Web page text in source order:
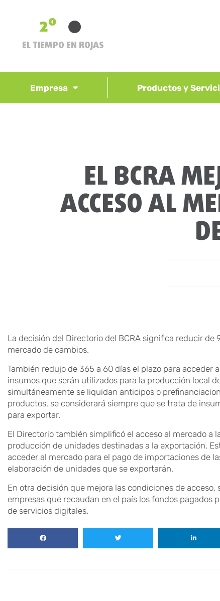
2º
EL TIEMPO EN ROJAS
Empresa Productos y
EL BCRA
ACCESO AL
La decisión del Directorio del BCRA significa reducir de
mercado de cambios.
También redujo de 365 a 60 días el plazo para acceder
insumos que serán utilizados para la producción local
simultáneamente se liquidan anticipos o
productos, se considerará siempre que se trata de
para exportar.
El Directorio también simplificó el acceso al mercado a
producción de unidades destinadas a la exportación.
acceder al mercado para el pago de importaciones de
elaboración de unidades que se exportarán.
En otra decisión que mejora las condiciones de
empresas que recaudan en el país los fondos pagados
de servicios digitales.